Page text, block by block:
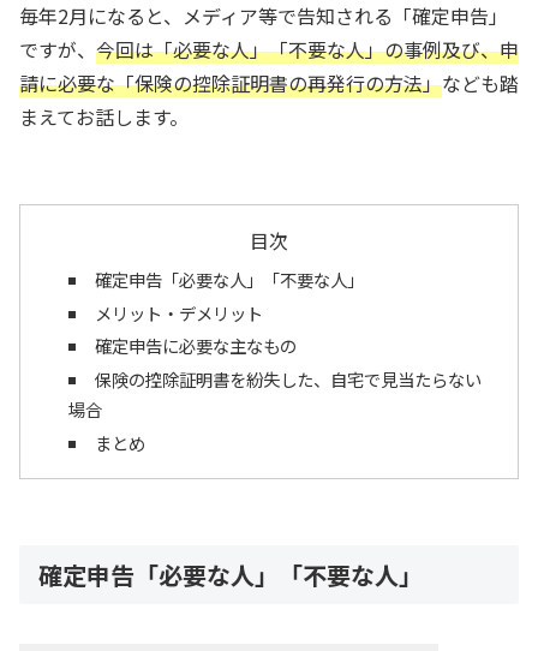
毎年2月になると、メディア等で告知される「確定申告」
ですが、 今回は「必要な人」「不要な人」の事例及び、申
請に必要な「保険の控除証明書の再発行の方法」なども踏
まえてお話します。
目次
確定申告「必要な人」「不要な人」
メリット・デメリット
確定申告に必要な主なもの
保険の控除証明書を紛失した、自宅で見当たらない
場合
まとめ
確定申告「必要な人」「不要な人」